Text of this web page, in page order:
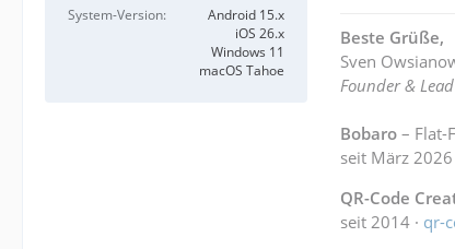
System-Version
Android 15.x
iOS 26.x
Windows 11
macOS Tahoe
Beste Grüße,
Sven
Founder &
Bobaro – Flat-
seit März 2026
QR-Code
seit 2014 · qr-